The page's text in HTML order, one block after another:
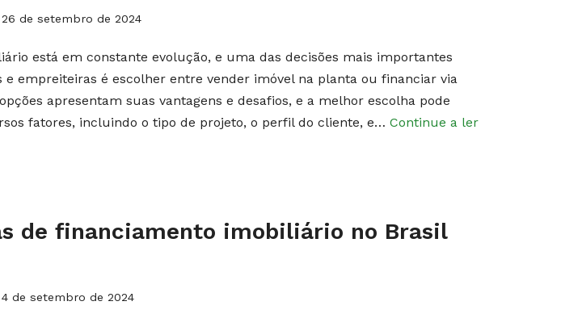
26 de setembro de 2024
está em constante evolução, e uma das decisões mais importantes
e empreiteiras é escolher entre vender imóvel na planta ou financiar via
apresentam suas vantagens e desafios, e a melhor escolha pode
fatores, incluindo o tipo de projeto, o perfil do cliente, e… Continue a ler
de financiamento imobiliário no Brasil
4 de setembro de 2024